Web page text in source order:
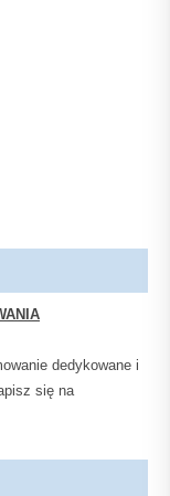
dedykowane i
się na